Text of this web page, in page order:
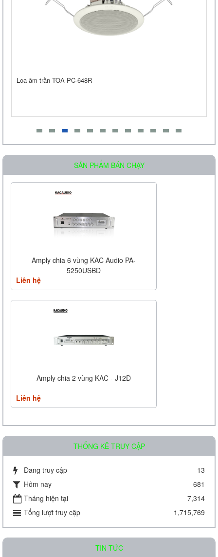
Amply liền mixer OBT-6650 công suất 650W
SẢN PHẨM BÁN CHẠY
Loa âm trần OBT-605
Loa Treo Tường Kasen 206 GT
Amply chia 6 vùng KAC Audio PA-
5250USBD
Liên hệ
Amply chia 2 vùng KAC - J12D
Liên hệ
Amply chia 2 vùng KAC - J08D
Liên hệ
THỐNG KÊ TRUY CẬP
Đang truy cập
13
Hôm nay
681
Tháng hiện tại
7,314
Tổng lượt truy cập
1,715,769
TIN TỨC